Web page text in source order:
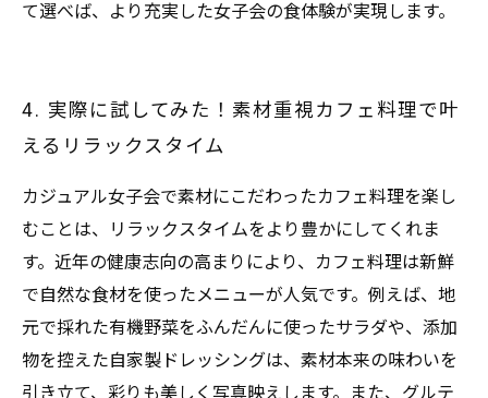
て選べば、より充実した女子会の食体験が実現します。
4. 実際に試してみた！素材重視カフェ料理で叶
えるリラックスタイム
カジュアル女子会で素材にこだわったカフェ料理を楽し
むことは、リラックスタイムをより豊かにしてくれま
す。近年の健康志向の高まりにより、カフェ料理は新鮮
で自然な食材を使ったメニューが人気です。例えば、地
元で採れた有機野菜をふんだんに使ったサラダや、添加
物を控えた自家製ドレッシングは、素材本来の味わいを
引き立て、彩りも美しく写真映えします。また、グルテ